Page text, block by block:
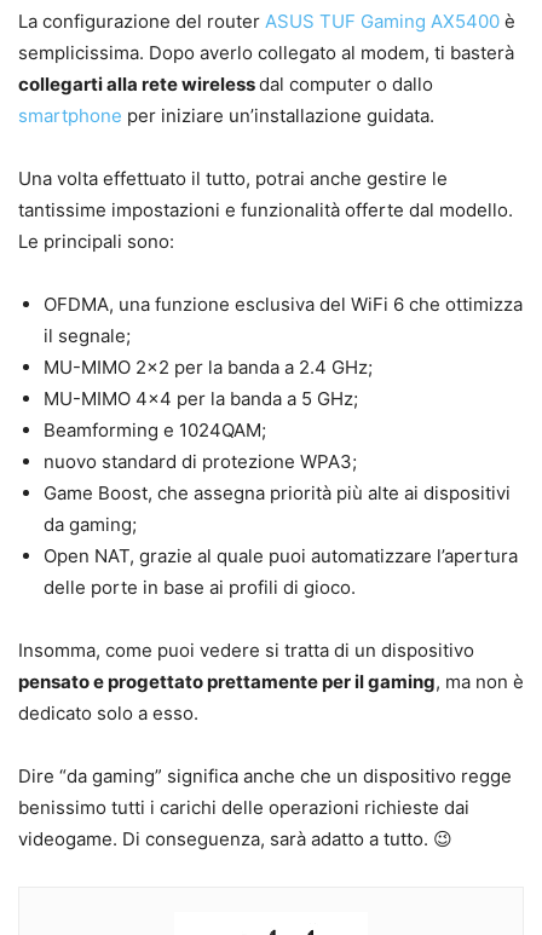
La configurazione del router ASUS TUF Gaming AX5400 è
semplicissima. Dopo averlo collegato al modem, ti basterà
collegarti alla rete wirelessdal computer o dallo
smartphone per iniziare un’installazione guidata.
Una volta effettuato il tutto, potrai anche gestire le
tantissime impostazioni e funzionalità offerte dal modello.
Le principali sono:
OFDMA, una funzione esclusiva del WiFi 6 che ottimizza
il segnale;
MU-MIMO 2×2 per la banda a 2.4 GHz;
MU-MIMO 4×4 per la banda a 5 GHz;
Beamforming e 1024QAM;
nuovo standard di protezione WPA3;
Game Boost, che assegna priorità più alte ai dispositivi
da gaming;
Open NAT, grazie al quale puoi automatizzare l’apertura
delle porte in base ai profili di gioco.
Insomma, come puoi vedere si tratta di un dispositivo
pensato e progettato prettamente per il gaming, ma non è
dedicato solo a esso.
Dire “da gaming” significa anche che un dispositivo regge
benissimo tutti i carichi delle operazioni richieste dai
videogame. Di conseguenza, sarà adatto a tutto. 😉